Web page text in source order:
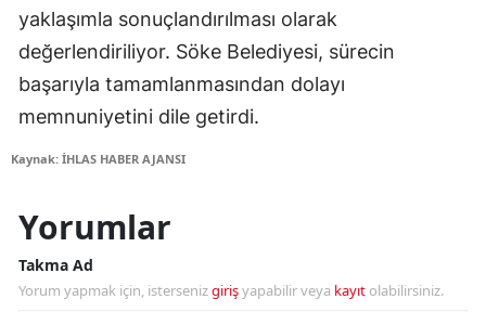
yaklaşımla sonuçlandırılması olarak
değerlendiriliyor. Söke Belediyesi, sürecin
başarıyla tamamlanmasından dolayı
memnuniyetini dile getirdi.
Kaynak: İHLAS HABER AJANSI
Yorumlar
Takma Ad
Yorum yapmak için, istersenizgirişyapabilir veya kayıt olabilirsiniz.